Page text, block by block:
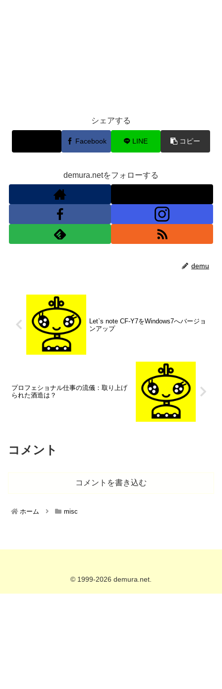
シェアする
Facebook LINE コピー
demura.netをフォローする
demu
Let`s note CF-Y7をWindows7へバージョ
ンアップ
プロフェショナル仕事の流儀：取り上げ
られた酒造は？
コメント
コメントを書き込む
ホーム misc
© 1999-2026 demura.net.